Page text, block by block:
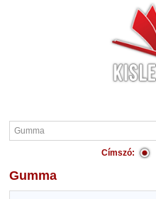
Címszó:
Gumma